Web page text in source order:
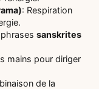
: Respiration
sanskrites
mains pour diriger
de la